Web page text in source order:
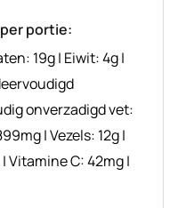
portie:
19g| Eiwit:4g|
onverzadigd vet:
mg|Vezels: 12g|
|Vitamine C:42mg|